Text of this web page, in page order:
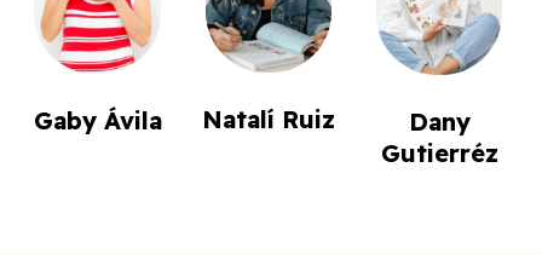
Gaby Ávila Natalí Ruiz
Dany
Gutierréz